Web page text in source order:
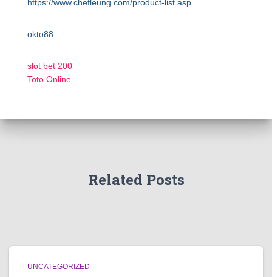
https://www.chefleung.com/product-list.asp
okto88
slot bet 200
Toto Online
Related Posts
UNCATEGORIZED